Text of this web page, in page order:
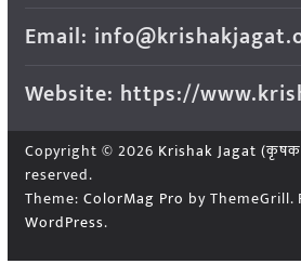
Email:
Website: https://
Copyright © 2026 Krishak Jagat
reserved.
Theme: ColorMag Pro by ThemeGrill.
WordPress.